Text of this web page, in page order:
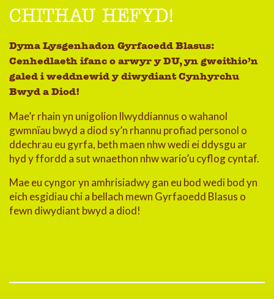
CHITHAU HEFYD!
Dyma Lysgenhadon Gyrfaoedd Blasus:
Cenhedlaeth ifanc o arwyr y DU, yn gweithio’n
galed i weddnewid y diwydiant Cynhyrchu
Bwyd a Diod!
Mae’r rhain yn unigolion llwyddiannus o wahanol
gwmnïau bwyd a diod sy’n rhannu profiad personol o
ddechrau eu gyrfa, beth maen nhw wedi ei ddysgu ar
hyd y ffordd a sut wnaethon nhw wario’u cyflog cyntaf.
Mae eu cyngor yn amhrisiadwy gan eu bod wedi bod yn
eich esgidiau chi a bellach mewn Gyrfaoedd Blasus o
fewn diwydiant bwyd a diod!